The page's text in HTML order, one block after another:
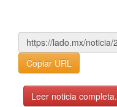
Copiar URL
Leer noticia completa.